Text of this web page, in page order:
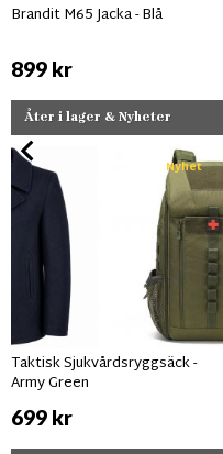
Brandit M65 Jacka - Blå
899 kr
Åter i lager & Nyheter
Nyhet
Taktisk Sjukvårdsryggsäck -
Army Green
699 kr